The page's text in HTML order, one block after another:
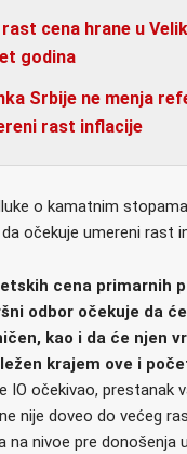
cena hrane u
godina
Srbije ne menja
rast inflacije
o kamatnim
očekuje umereni rast
cena primarnih
odbor očekuje da
kao i da će njen
krajem ove i
IO očekivao, prestanak
nije doveo do većeg
na nivoe pre donošenja